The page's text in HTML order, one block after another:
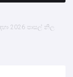
2026 පාසල් නිල